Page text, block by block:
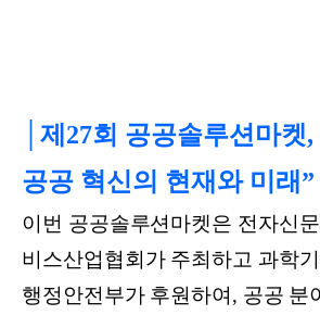
│제27회 공공솔루션마켓
공공 혁신의 현재와 미래”
이번 공공솔루션마켓은 전자신
비스산업협회가 주최하고 과학
행정안전부가 후원하여, 공공 분